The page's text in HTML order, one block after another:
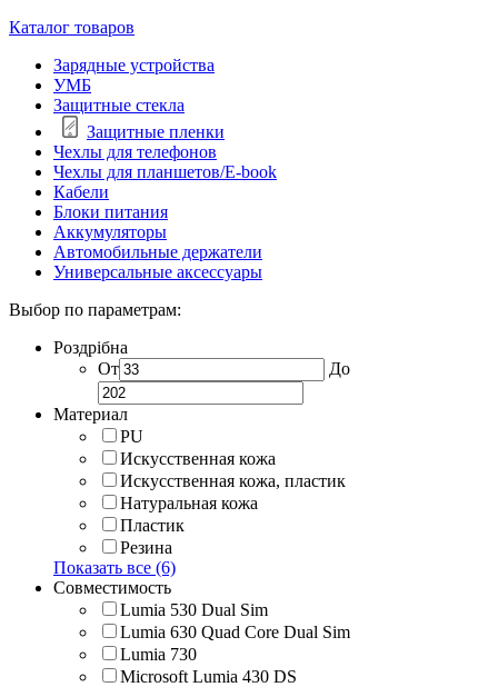
Каталог товаров
Зарядные устройства
УМБ
Защитные стекла
Защитные пленки
Чехлы для телефонов
Чехлы для планшетов/E-book
Кабели
Блоки питания
Аккумуляторы
Автомобильные держатели
Универсальные аксессуары
Выбор по параметрам:
Роздрібна
От
До
Материал
PU
Искусственная кожа
Искусственная кожа, пластик
Натуральная кожа
Пластик
Резина
Показать все (6)
Совместимость
Lumia 530 Dual Sim
Lumia 630 Quad Core Dual Sim
Lumia 730
Microsoft Lumia 430 DS